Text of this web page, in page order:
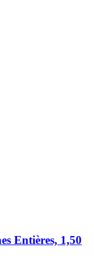
Entières, 1,50